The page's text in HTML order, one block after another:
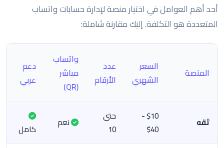
أحد أهم العوامل في اختيار منصة لإدارة حسابات واتساب
المتعددة هو التكلفة. إليك مقارنة شاملة:
المنصة
السعر
الشهري
عدد
الأرقام
واتساب
مباشر
(QR)
دعم
عربي
ثقه
$10 -
$40
حتى
10
نعم كامل